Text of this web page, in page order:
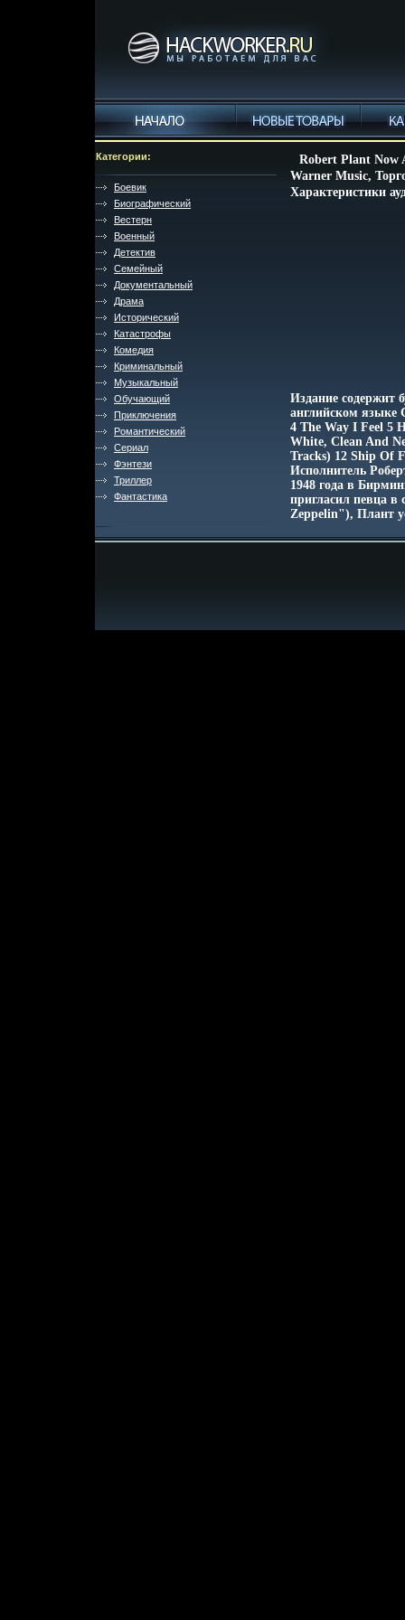
Категории:
Боевик
Биографический
Вестерн
Военный
Детектив
Семейный
Документальный
Драма
Исторический
Катастрофы
Комедия
Криминальный
Музыкальный
Обучающий
Приключения
Романтический
Сериал
Фэнтези
Триллер
Фантастика
Robert Plant Now
Warner Music,
Характеристики
Издание содержит
английском языке
4 The Way I Feel 5
White, Clean And
Tracks) 12 Ship Of
Исполнитель
1948 года в
пригласил певца
Zeppelin"), Плант